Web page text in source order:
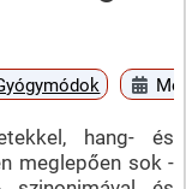
hang- és
meglepően sok -